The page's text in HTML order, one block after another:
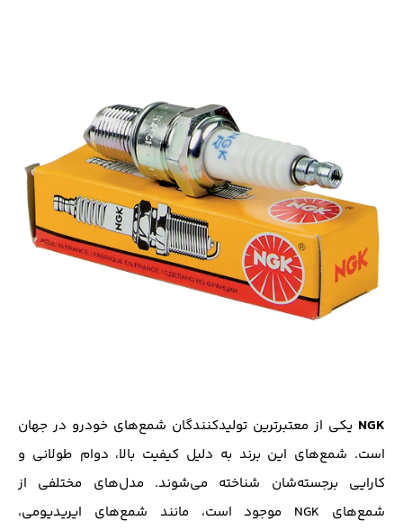
NGK یکی از معتبرترین تولیدکنندگان شمع‌های خودرو در جهان
است. شمع‌های این برند به دلیل کیفیت بالا، دوام طولانی و
کارایی برجسته‌شان شناخته می‌شوند. مدل‌های مختلفی از
شمع‌های NGK موجود است، مانند شمع‌های ایریدیومی،